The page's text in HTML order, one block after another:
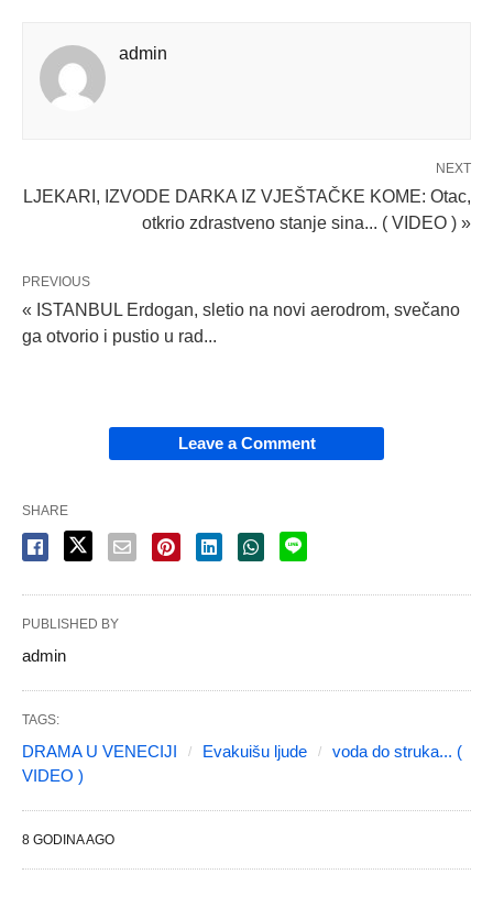
admin
NEXT
LJEKARI, IZVODE DARKA IZ VJEŠTAČKE KOME: Otac,
otkrio zdrastveno stanje sina... ( VIDEO ) »
PREVIOUS
« ISTANBUL Erdogan, sletio na novi aerodrom, svečano
ga otvorio i pustio u rad...
Leave a Comment
SHARE
PUBLISHED BY
admin
TAGS:
DRAMA U VENECIJI Evakuišu ljude
voda do struka... (
VIDEO )
8 GODINA AGO